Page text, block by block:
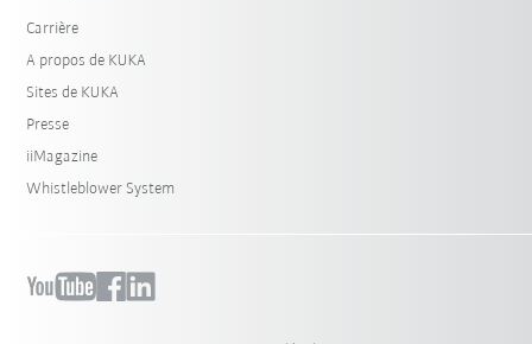
Carrière
A propos de KUKA
Sites de KUKA
Presse
iiMagazine
Whistleblower System